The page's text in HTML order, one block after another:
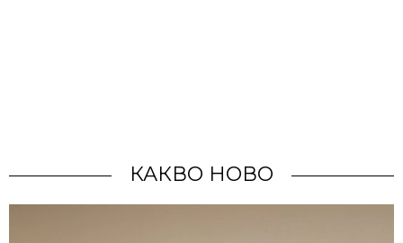
КАКВО НОВО